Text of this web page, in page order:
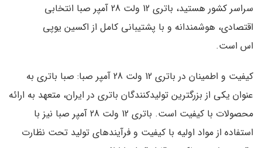
سراسر کشور هستید، باتری 12 ولت 28 آمپر صبا
انتخابی
اقتصادی، هوشمندانه و با پشتیبانی کامل از اکسین یوپی
اس است.
کیفیت و اطمینان در باتری 12 ولت 28 آمپر صبا:
صبا باتری به
عنوان یکی از بزرگترین تولیدکنندگان باتری در ایران، متعهد به ارائه
محصولات با کیفیت است. باتری 12 ولت 28 آمپر صبا
نیز با
استفاده از مواد اولیه با کیفیت و فرآیندهای تولید تحت نظارت